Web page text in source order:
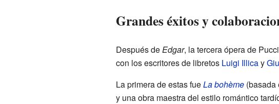
Grandes éxitos y
Después deEdgar, la tercera ópera de
con los escritores de libretos Luigi Illicay
La primera de estas fueLa bohème(basada
y una obra maestra del estilo romántico